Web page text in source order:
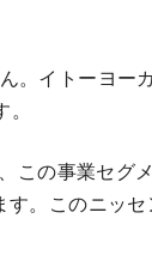
。イトーヨー
この事業セグ
。このニッ